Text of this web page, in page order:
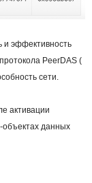
и эффективность
PeerDAS (
сети.
активации
данных